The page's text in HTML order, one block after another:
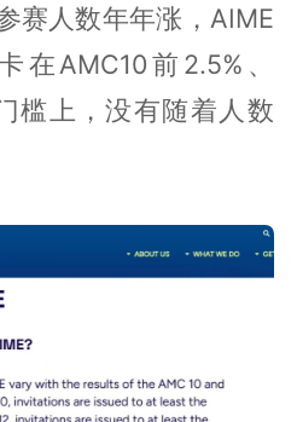
赛人数年年涨，AIME
AMC10前2.5%、
槛上，没有随着人数